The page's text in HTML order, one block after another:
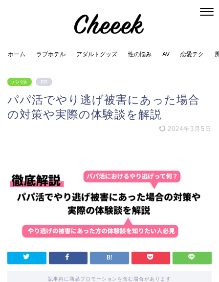
ホーム ラブホテル アダルトグッズ 性の悩み AV 恋愛テク
パパ活 PR
パパ活でやり逃げ被害にあった場合
の対策や実際の体験談を解説
2024年3月5日
記事内に商品プロモーションを含む場合があります